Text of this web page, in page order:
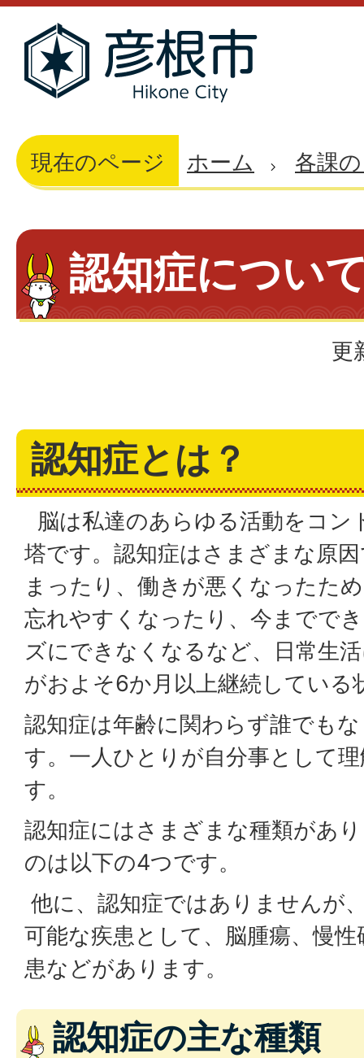
現在のページ ホーム 各課
認知症につい
更
認知症とは？
脳は私達のあらゆる活動をコン
塔です。認知症はさまざまな原
まったり、働きが悪くなったた
忘れやすくなったり、今までで
ズにできなくなるなど、日常生
がおよそ6か月以上継続している
認知症は年齢に関わらず誰でも
す。一人ひとりが自分事として
す。
認知症にはさまざまな種類があ
のは以下の4つです。
他に、認知症ではありませんが
可能な疾患として、脳腫瘍、慢
患などがあります。
認知症の主な種類